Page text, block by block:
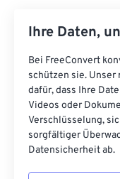
Ihre Daten,
Bei FreeConvert
schützen sie.
dafür, dass Ihre
Videos oder
Verschlüsselung,
sorgfältiger
Datensicherheit ab.